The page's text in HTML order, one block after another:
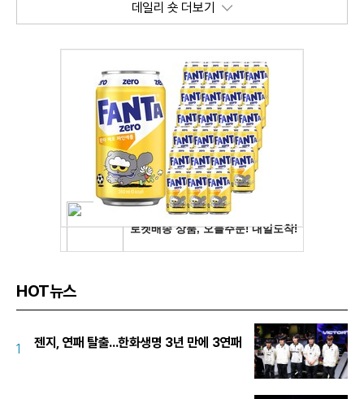
데일리 숏 더보기
HOT뉴스
1 젠지, 연패 탈출...한화생명 3년 만에 3연패